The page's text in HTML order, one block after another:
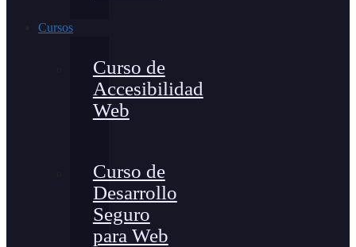
Cursos
Curso de
Accesibilidad
Web
Curso de
Desarrollo
Seguro
para Web